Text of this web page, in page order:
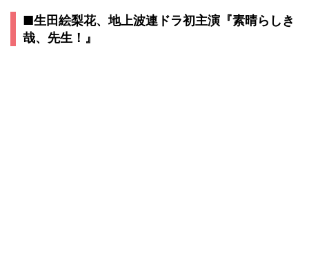
■生田絵梨花、地上波連ドラ初主演『素晴らしき
哉、先生！』